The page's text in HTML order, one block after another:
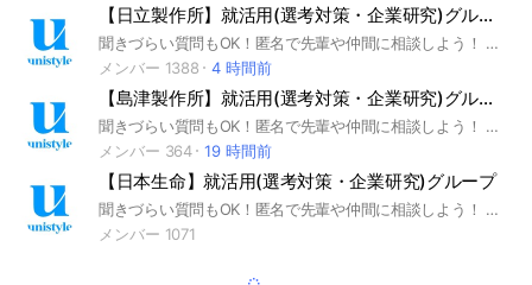
GD #グループディスカッション #グルディス #OB訪問 #企業
選び #就活対策 #就活準備 #大手企業 #日系企業 ▼unistyleが
運営する不動産のオプチャグループ▼ 三井不動産 / 阪急阪神
ホールディングス / 三菱地所 / 住友不動産 / 東急不動産 / 野村
不動産 / 森ビル / 東京建物 / NTT都市開発 / 日鉄興和不動産 /
ヒューリック / 地主（日本商業開発） / 森トラスト / 大東建託
/ 一条工務店 / UR都市機構 / 長谷工コーポレーション / リゾー
トトラスト / 旭化成ホームズ / 三井不動産レジデンシャル / 三
菱地所レジデンス / 中央日本土地建物 / オープンハウス / 三井
不動産商業マネジメント / 三井不動産リアルティ / 伊藤忠都市
開発 / 近鉄グループホールディングス / 三井不動産ビルマネジ
メント / オリックス不動産 / 東建コーポレーション / ミサワホ
ーム / 三井住友トラスト不動産 / 東急リバブル / 鹿島建設 / 大
【日立製作所】就活用(選考対策・企業研究)グループ
聞きづらい質問もOK！匿名で先輩や仲間に相談しよう！ 就活サイトunistyleが運営する日立製作所の就活情報(選考対策/企業研究)共有グループです。 #就活 #日立製作所 #電機業界 #インターンシップ #本選考 #unistyle #ユニスタイル #面接 #採用 #内定 #ES #エントリーシート #自己分析 #業界研究 #企業研究 #自己PR #ガクチカ #学生時代頑張ったこと #志何望動機 #webテスト #ウェブテスト #GD #グループディスカッション #グルディス #OB訪問 #企業選び #就活対策 #就活準備 #大手企業 #日系企業 ▼unistyleが運営する電機のオプチャグループ▼ ソニーグループ / 日立製作所 / パナソニック / 富士通 / NEC（日本電気） / 三菱電機 / キーエンス / 村田製作所 / キヤノン（Canon） / 島津製作所 / 富士フイルムビジネスイノベーション / 京セラ / 東芝 / ヤンマー / クボタ / リコー / GSアユサ / オリンパス / ニコン / 住友電気工業（住友電工） / セイコーエプソン / DMG森精機 / ブリヂストン / 日東電工 / オムロン / TDK / 東京エレクトロン / コニカミノルタ / ブラザー工業 / ボッシュ(BOSCH) / シャープ（SHARP) / ミネベアミツミ / 日立建機 / コマツ（小松製作所） / 住友重機械工業 / アルプスアルパイン / 富士電機 / ファナック(FANUC) / キヤノンマーケティングジャパン / ディスコ ▼日立製作所の企業研究はこちらから▼ https://x.gd/dNidi
メンバー 1388
4 時間前
【島津製作所】就活用(選考対策・企業研究)グループ
聞きづらい質問もOK！匿名で先輩や仲間に相談しよう！ 就活サイトunistyleが運営する島津製作所の就活情報(選考対策/企業研究)共有グループです。 #就活 #島津製作所 #電機業界 #インターンシップ #本選考 #unistyle #ユニスタイル #面接 #採用 #内定 #ES #エントリーシート #自己分析 #業界研究 #企業研究 #自己PR #ガクチカ #学生時代頑張ったこと #志何望動機 #webテスト #ウェブテスト #GD #グループディスカッション #グルディス #OB訪問 #企業選び #就活対策 #就活準備 #大手企業 #日系企業 ▼unistyleが運営する電機のオプチャグループ▼ ソニーグループ / 日立製作所 / パナソニック / 富士通 / NEC（日本電気） / 三菱電機 / キーエンス / 村田製作所 / キヤノン（Canon） / 島津製作所 / 富士フイルムビジネスイノベーション / 京セラ / 東芝 / ヤンマー / クボタ / リコー / GSアユサ / オリンパス / ニコン / 住友電気工業（住友電工） / セイコーエプソン / DMG森精機 / ブリヂストン / 日東電工 / オムロン / TDK / 東京エレクトロン / コニカミノルタ / ブラザー工業 / ボッシュ(BOSCH) / シャープ（SHARP) / ミネベアミツミ / 日立建機 / コマツ（小松製作所） / 住友重機械工業 / アルプスアルパイン / 富士電機 / ファナック(FANUC) / キヤノンマーケティングジャパン / ディスコ
メンバー 364
19 時間前
【日本生命】就活用(選考対策・企業研究)グループ
聞きづらい質問もOK！匿名で先輩や仲間に相談しよう！ 就活サイトunistyleが運営する日本生命の就活情報(選考対策/企業研究)共有グループです。 #就活 #日本生命 #保険業界 #インターンシップ #本選考 #unistyle #ユニスタイル #面接 #採用 #内定 #ES #エントリーシート #自己分析 #業界研究 #企業研究 #自己PR #ガクチカ #学生時代頑張ったこと #志何望動機 #webテスト #ウェブテスト #GD #グループディスカッション #グルディス #OB訪問 #企業選び #就活対策 #就活準備 #大手企業 #日系企業 ▼unistyleが運営する保険のオプチャグループ▼ 日本生命 / 第一生命 / 明治安田生命 / 住友生命 / ソニー生命保険 / 東京海上日動あんしん生命保険 / かんぽ生命保険 / アフラック / オリックス生命保険 / 富国生命保険 / プルデンシャル生命保険 / 太陽生命保険 / 朝日生命 / 大樹生命 / 東京海上日動火災保険 / 三井住友海上火災保険 / 損害保険ジャパン / あいおいニッセイ同和損害保険 / ソニー損害保険 ▼日本生命の企業研究はこちらから▼ https://x.gd/7aB1r
メンバー 1071